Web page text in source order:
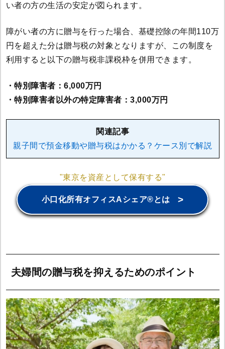
い者の方の生活の安定が図られます。
障がい者の方に贈与を行った場合、基礎控除の年間110万
円を超えた分は贈与税の対象となりますが、この制度を
利用すると以下の贈与税非課税枠を併用できます。
・特別障害者：6,000万円
・特別障害者以外の特定障害者：3,000万円
関連記事
親子間で預金移動や贈与税はかかる？ケース別で解説
"東京を資産として保有する"
小口化所有オフィスAシェア®とは >
夫婦間の贈与税を抑えるためのポイント